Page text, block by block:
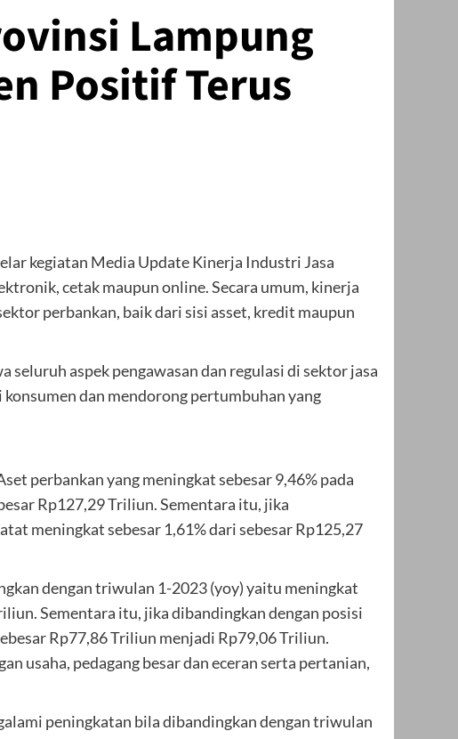
Lampung
Positif Terus
kegiatan Media Update Kinerja Industri Jasa
cetak maupun online. Secara umum, kinerja
perbankan, baik dari sisi asset, kredit maupun
aspek pengawasan dan regulasi di sektor jasa
dan mendorong pertumbuhan yang
perbankan yang meningkat sebesar 9,46% pada
Rp127,29 Triliun. Sementara itu, jika
meningkat sebesar 1,61% dari sebesar Rp125,27
dengan triwulan 1-2023 (yoy) yaitu meningkat
Sementara itu, jika dibandingkan dengan posisi
Rp77,86 Triliun menjadi Rp79,06 Triliun.
usaha, pedagang besar dan eceran serta pertanian,
peningkatan bila dibandingkan dengan triwulan